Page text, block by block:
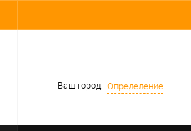
Ваш город: Определение